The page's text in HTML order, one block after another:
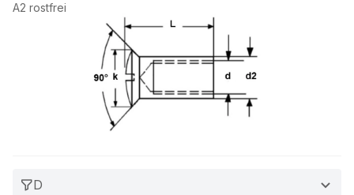
A2 rostfrei
D